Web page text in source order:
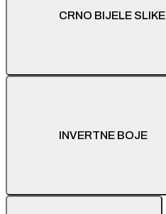
CRNO BIJELE SLIKE
INVERTNE BOJE